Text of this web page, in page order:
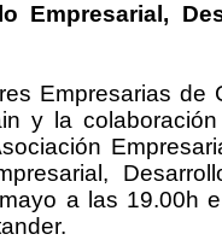
Empresarial,
Empresarias de
y la
a las 19.00h